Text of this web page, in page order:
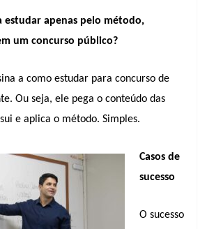
estudar apenas pelo método,
um concurso público?
a como estudar para concurso de
Ou seja, ele pega o conteúdo das
e aplica o método. Simples.
Casos de
sucesso
O sucesso